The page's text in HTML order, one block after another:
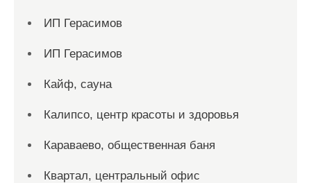
ИП Герасимов
ИП Герасимов
Кайф, сауна
Калипсо, центр красоты и здоровья
Караваево, общественная баня
Квартал, центральный офис